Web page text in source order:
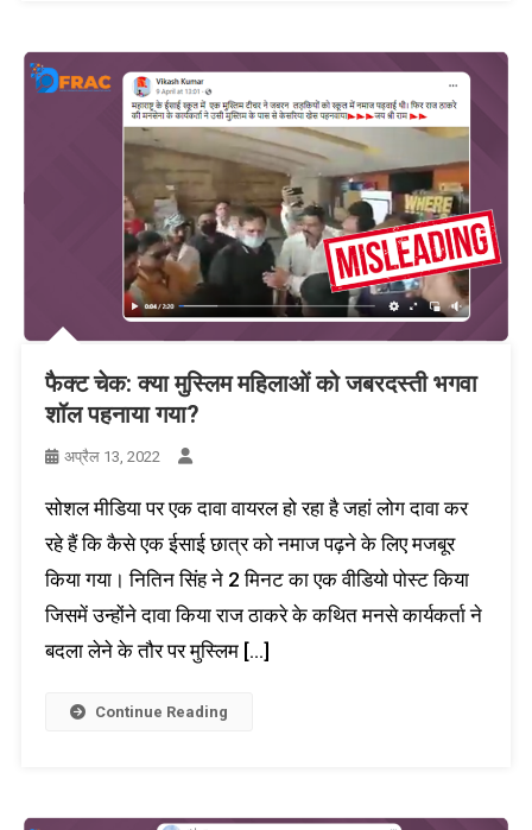
फैक्ट चेक: क्या मुस्लिम महिलाओं को जबरदस्ती भगवा
शॉल पहनाया गया?
अप्रैल 13, 2022
सोशल मीडिया पर एक दावा वायरल हो रहा है जहां लोग दावा कर
रहे हैं कि कैसे एक ईसाई छात्र को नमाज पढ़ने के लिए मजबूर
किया गया। नितिन सिंह ने 2 मिनट का एक वीडियो पोस्ट किया
जिसमें उन्होंने दावा किया राज ठाकरे के कथित मनसे कार्यकर्ता ने
बदला लेने के तौर पर मुस्लिम […]
Continue Reading